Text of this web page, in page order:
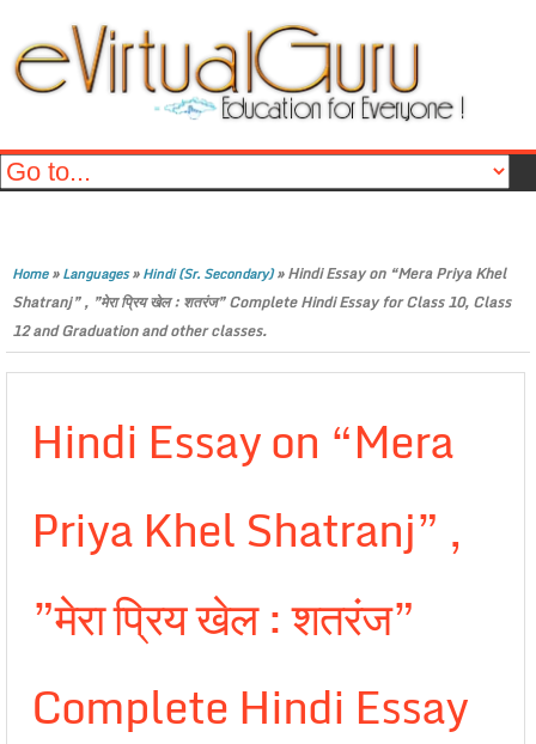
Home»Languages»Hindi (Sr. Secondary)»Hindi Essay on “Mera Priya Khel
Shatranj” , ”मेरा प्रिय खेल : शतरंज” Complete Hindi Essay for Class 10, Class
12 and Graduation and other classes.
Hindi Essay on “Mera
Priya Khel Shatranj” ,
”मेरा प्रिय खेल : शतरंज”
Complete Hindi Essay